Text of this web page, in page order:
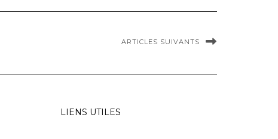
ARTICLES SUIVANTS
LIENS UTILES